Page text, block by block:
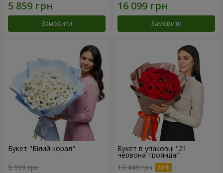
Замовити Замовити
Букет "Білий корал"
5 999 грн
Букет в упаковці "21
червона троянда!"
10 449 грн